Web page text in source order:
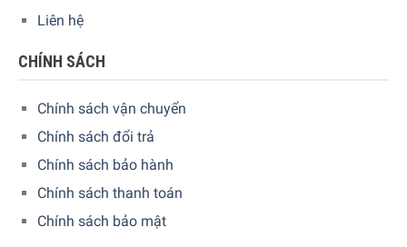
là một hộp chứa chân không Status và một máy bơm chân
máy đóng gói chân không. Chỉ cần một vài thao tác kéo
bơm điện hoặc máy hút chân không sẽ hút không khí ra
khỏi hộp thực phẩm và làm chậm sự phát triển của vi
khuẩn, nấm mốc.
Liên hệ
CHÍNH SÁCH
Chính sách vận chuyển
Chính sách đổi trả
Chính sách bảo hành
Chính sách thanh toán
Chính sách bảo mật